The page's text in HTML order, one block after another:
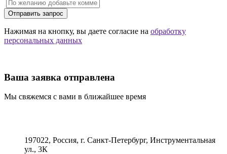
Отправить запрос
Нажимая на кнопку, вы даете согласие на обработку
персональных данных
Ваша заявка отправлена
Мы свяжемся с вами в ближайшее время
197022, Россия, г. Санкт-Петербург, Инструментальная
ул., 3К